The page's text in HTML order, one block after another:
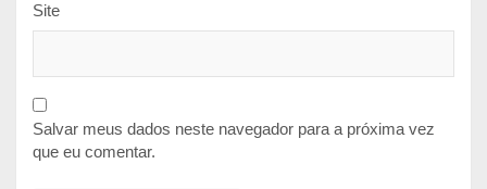
Site
Salvar meus dados neste navegador para a próxima vez
que eu comentar.